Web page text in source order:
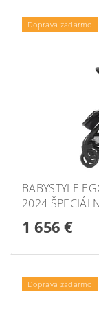
Doprava zadarmo
BABYSTYLE
2024
1 656 €
Doprava zadarmo